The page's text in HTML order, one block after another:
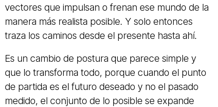
vectores que impulsan o frenan ese mundo de la
manera más realista posible. Y solo entonces
traza los caminos desde el presente hasta ahí.
Es un cambio de postura que parece simple y
que lo transforma todo, porque cuando el punto
de partida es el futuro deseado y no el pasado
medido, el conjunto de lo posible se expande